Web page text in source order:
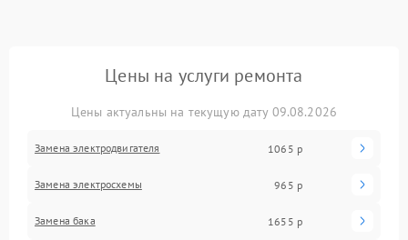
Цены на услуги ремонта
Цены актуальны на текущую дату 09.08.2026
Замена электродвигателя 1065 р
Замена электросхемы 965 р
Замена бака 1655 р